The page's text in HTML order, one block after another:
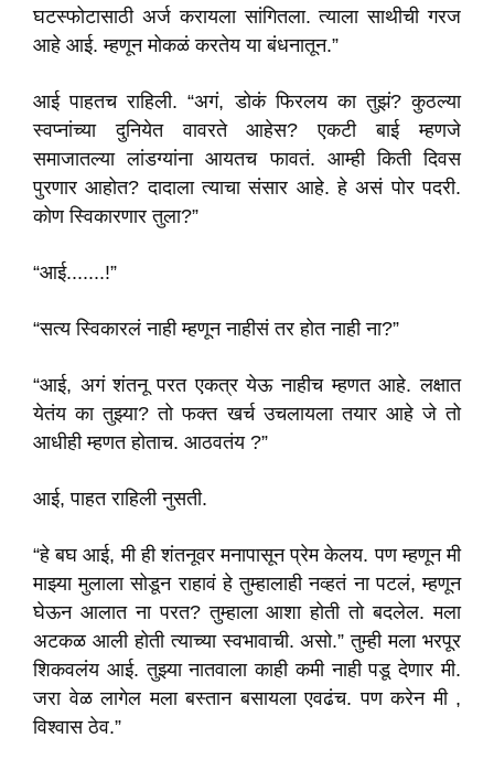
घटस्फोटासाठी अर्ज करायला सांगितला. त्याला साथीची गरज
आहे आई. म्हणून मोकळं करतेय या बंधनातून.”
आई पाहतच राहिली. “अगं, डोकं फिरलय का तुझं? कुठल्या
स्वप्नांच्या दुनियेत वावरते आहेस? एकटी बाई म्हणजे
समाजातल्या लांडग्यांना आयतच फावतं. आम्ही किती दिवस
पुरणार आहोत? दादाला त्याचा संसार आहे. हे असं पोर पदरी.
कोण स्विकारणार तुला?”
“आई.......!”
“सत्य स्विकारलं नाही म्हणून नाहीसं तर होत नाही ना?”
“आई, अगं शंतनू परत एकत्र येऊ नाहीच म्हणत आहे. लक्षात
येतंय का तुझ्या? तो फक्त खर्च उचलायला तयार आहे जे तो
आधीही म्हणत होताच. आठवतंय ?”
आई, पाहत राहिली नुसती.
“हे बघ आई, मी ही शंतनूवर मनापासून प्रेम केलय. पण म्हणून मी
माझ्या मुलाला सोडून राहावं हे तुम्हालाही नव्हतं ना पटलं, म्हणून
घेऊन आलात ना परत? तुम्हाला आशा होती तो बदलेल. मला
अटकळ आली होती त्याच्या स्वभावाची. असो.” तुम्ही मला भरपूर
शिकवलंय आई. तुझ्या नातवाला काही कमी नाही पडू देणार मी.
जरा वेळ लागेल मला बस्तान बसायला एवढंच. पण करेन मी ,
विश्वास ठेव.”